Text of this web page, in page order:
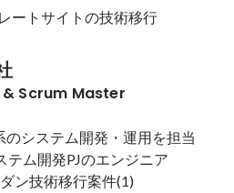
ートサイトの技術移行
Scrum Master
のシステム開発・運用を担当
テム開発PJのエンジニア
ン技術移行案件(1)